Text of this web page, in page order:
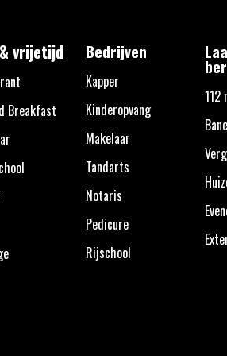
vrijetijd
Breakfast
Bedrijven
Kapper
Kinderopvang
Makelaar
Tandarts
Notaris
Pedicure
Rijschool
112